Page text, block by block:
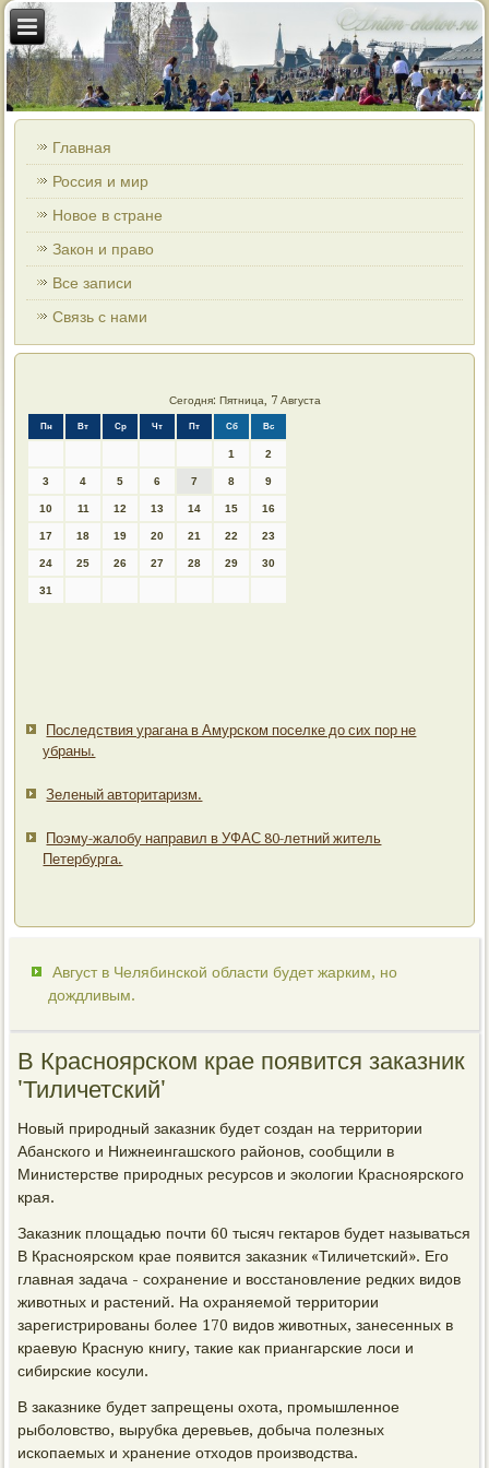
Главная
Россия и мир
Новое в стране
Закон и право
Все записи
Связь с нами
Сегодня: Пятница, 7 Августа
Пн Вт Ср Чт Пт Сб Вс
1 2
3 4 5 6 7 8 9
10 11 12 13 14 15 16
17 18 19 20 21 22 23
24 25 26 27 28 29 30
31
Последствия урагана в Амурском поселке до сих пор не
убраны.
Зеленый авторитаризм.
Поэму-жалобу направил в УФАС 80-летний житель
Петербурга.
Август в Челябинской области будет жарким, но
дождливым.
В Красноярском крае появится заказник
'Тиличетский'
Новый природный заказник будет создан на территории
Абанского и Нижнеингашского районов, сообщили в
Министерстве природных ресурсов и экологии Красноярского
края.
Заказник площадью почти 60 тысяч гектаров будет называться
В Красноярском крае появится заказник «Тиличетский». Его
главная задача - сохранение и восстановление редких видов
животных и растений. На охраняемой территории
зарегистрированы более 170 видов животных, занесенных в
краевую Красную книгу, такие как приангарские лоси и
сибирские косули.
В заказнике будет запрещены охота, промышленное
рыболовство, вырубка деревьев, добыча полезных
ископаемых и хранение отходов производства.